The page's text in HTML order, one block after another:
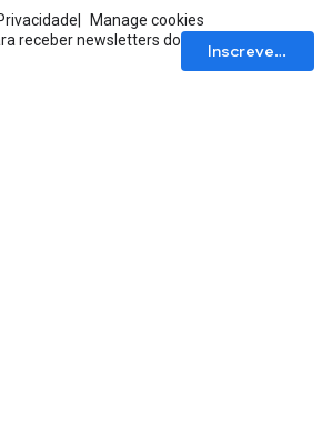
Manage cookies
receber newsletters do
Inscrever-se